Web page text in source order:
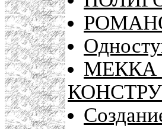
МЕККА